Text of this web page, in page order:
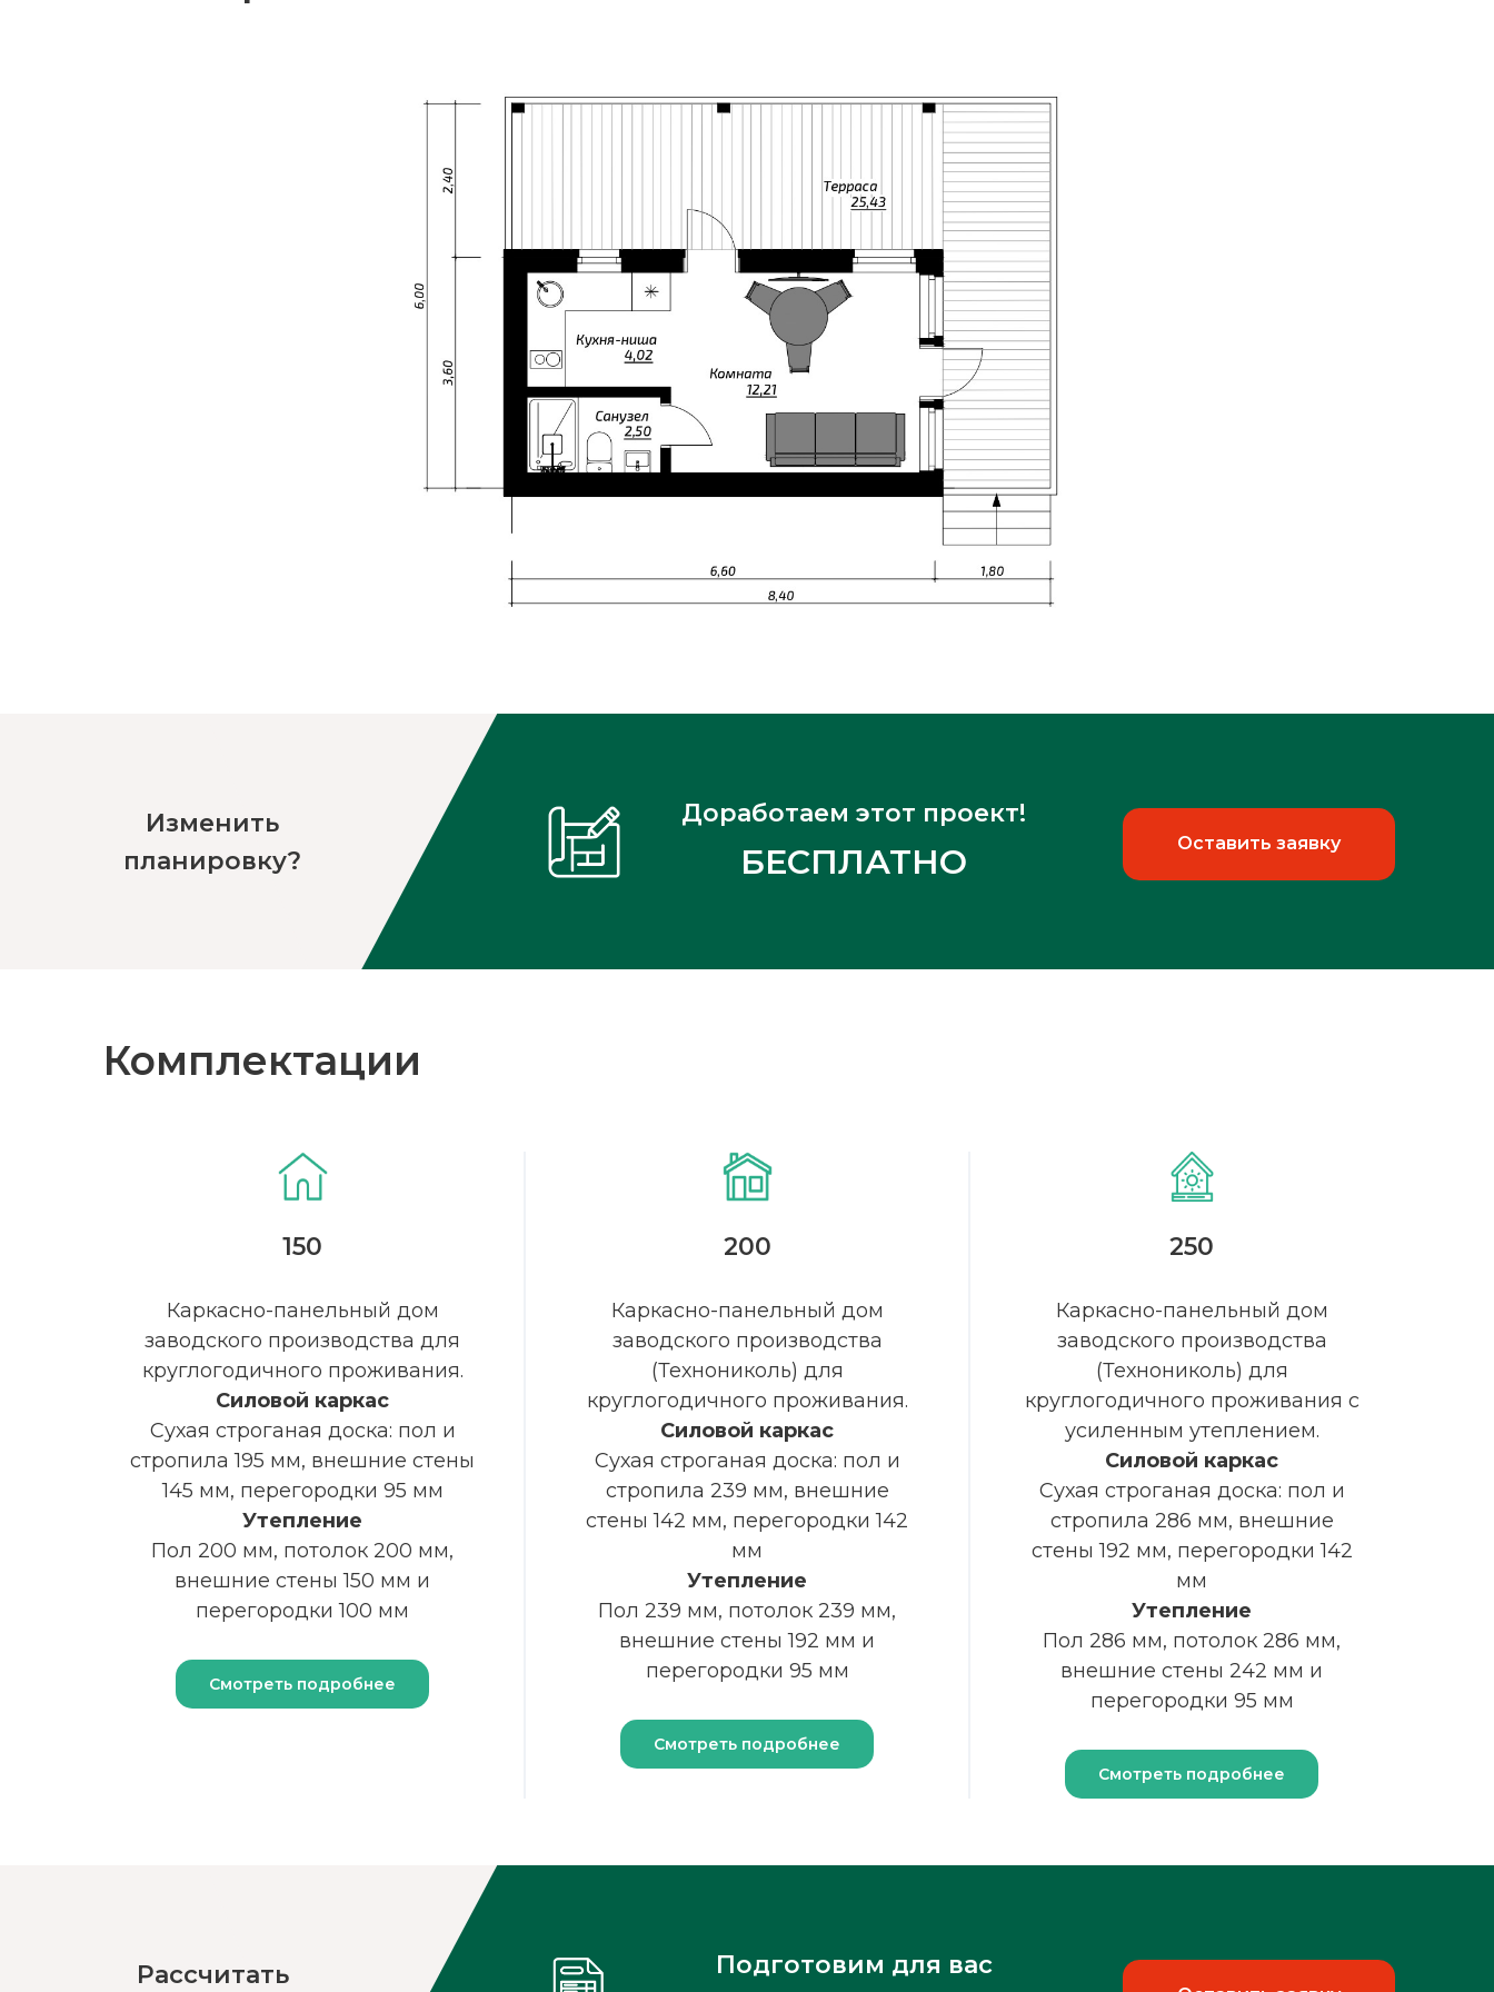
Оставить заявку
Изменить
планировку?
БЕСПЛАТНО
Доработаем этот проект!
Доработаем планировку
этого проекта бесплатно!
Комплектации
150
Каркасно-панельный дом
заводского производства для
круглогодичного проживания.
Силовой каркас
Сухая строганая доска: пол и
стропила 195 мм, внешние стены
145 мм, перегородки 95 мм
Утепление
Пол 200 мм, потолок 200 мм,
внешние стены 150 мм и
перегородки 100 мм
Смотреть подробнее
200
Каркасно-панельный дом
заводского производства
(Технониколь) для
круглогодичного проживания.
Силовой каркас
Сухая строганая доска: пол и
стропила 239 мм, внешние
стены 142 мм, перегородки 142
мм
Утепление
Пол 239 мм, потолок 239 мм,
внешние стены 192 мм и
перегородки 95 мм
Смотреть подробнее
250
Каркасно-панельный дом
заводского производства
(Технониколь) для
круглогодичного проживания с
усиленным утеплением.
Силовой каркас
Сухая строганая доска: пол и
стропила 286 мм, внешние
стены 192 мм, перегородки 142
мм
Утепление
Пол 286 мм, потолок 286 мм,
внешние стены 242 мм и
перегородки 95 мм
Смотреть подробнее
Рассчитать Подготовим для вас